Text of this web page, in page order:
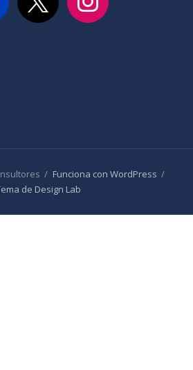
/ Funciona con WordPress /
de Design Lab